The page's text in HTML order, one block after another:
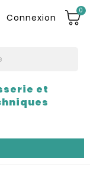
Connexion
0
et